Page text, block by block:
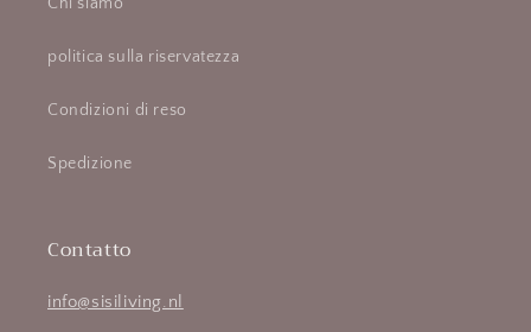
politica sulla riservatezza
Condizioni di reso
Spedizione
Contatto
info@sisiliving.nl